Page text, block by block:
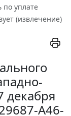
по уплате
(извлечение)
декабря
А46-